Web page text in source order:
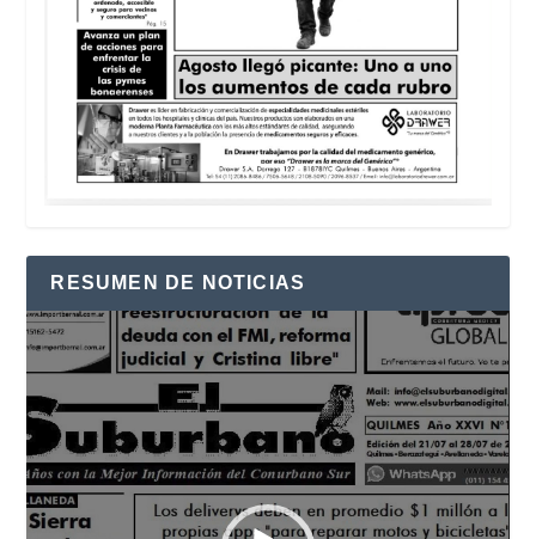
RESUMEN DE NOTICIAS
Reproductor
de
vídeo